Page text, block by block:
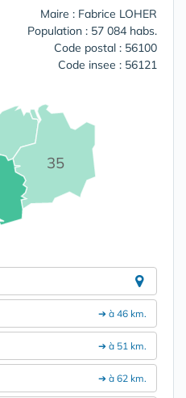
Maire : Fabrice LOHER
Population : 57 084 habs.
Code postal : 56100
Code insee : 56121
35
➔ à 46 km.
➔ à 51 km.
➔ à 62 km.